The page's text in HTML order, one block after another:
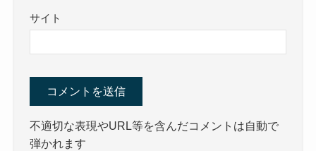
サイト
不適切な表現やURL等を含んだコメントは自動で
弾かれます